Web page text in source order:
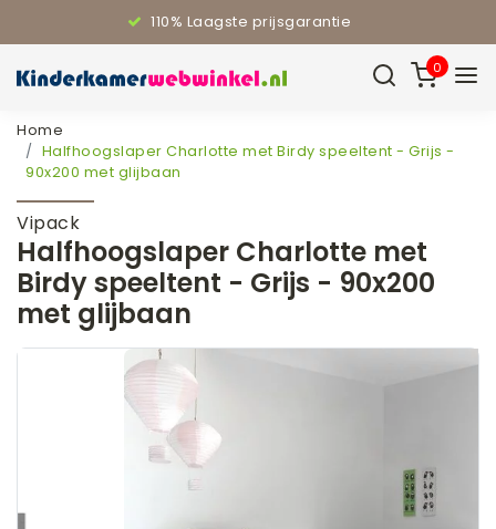
110% Laagste prijsgarantie
0
Home
Halfhoogslaper Charlotte met Birdy speeltent - Grijs -
90x200 met glijbaan
Vipack
Halfhoogslaper Charlotte met
Birdy speeltent - Grijs - 90x200
met glijbaan